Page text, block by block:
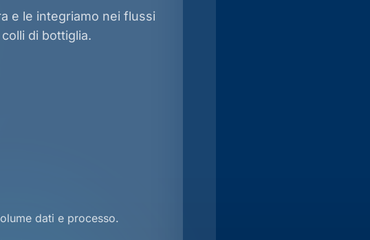
e le integriamo nei flussi
di bottiglia.
dati e processo.